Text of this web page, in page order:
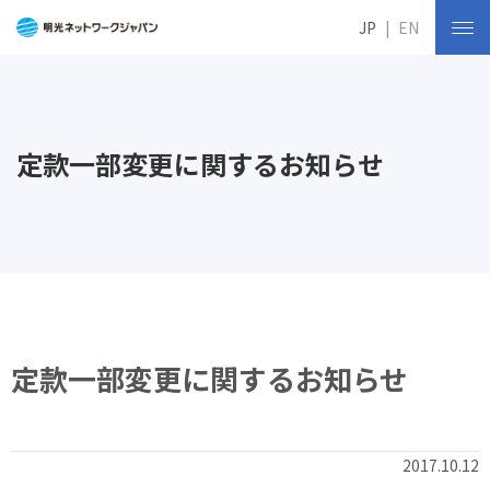
定款一部変更に関するお知らせ
定款一部変更に関するお知らせ
2017.10.12
JP EN